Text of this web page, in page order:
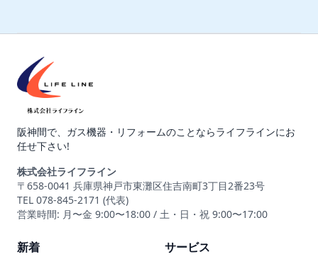
阪神間で、ガス機器・リフォームのことならライフラインにお
任せ下さい!
株式会社ライフライン
〒658-0041 兵庫県神戸市東灘区住吉南町3丁目2番23号
TEL 078-845-2171 (代表)
営業時間: 月〜金 9:00〜18:00 / 土・日・祝 9:00〜17:00
新着
サービス